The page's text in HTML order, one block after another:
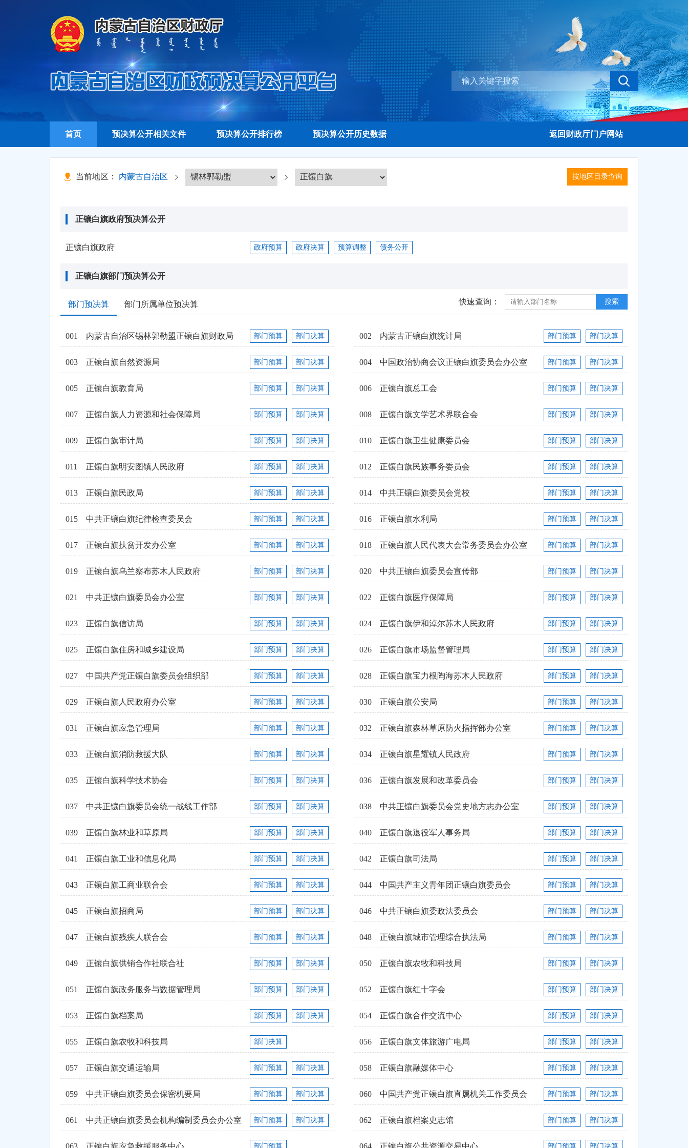
首页 预决算公开相关文件 预决算公开排行榜 预决算公开历史数据 返回财政厅门户网站
当前地区： 内蒙古自治区 按地区目录查询
正镶白旗政府预决算公开
正镶白旗政府 政府预算 政府决算 预算调整 债务公开
正镶白旗部门预决算公开
部门预决算 部门所属单位预决算 快速查询： 搜索
001 内蒙古自治区锡林郭勒盟正镶白旗财政局 部门预算 部门决算 002 内蒙古正镶白旗统计局 部门预算 部门决算
003 正镶白旗自然资源局 部门预算 部门决算 004 中国政治协商会议正镶白旗委员会办公室 部门预算 部门决算
005 正镶白旗教育局 部门预算 部门决算 006 正镶白旗总工会 部门预算 部门决算
007 正镶白旗人力资源和社会保障局 部门预算 部门决算 008 正镶白旗文学艺术界联合会 部门预算 部门决算
009 正镶白旗审计局 部门预算 部门决算 010 正镶白旗卫生健康委员会 部门预算 部门决算
011 正镶白旗明安图镇人民政府 部门预算 部门决算 012 正镶白旗民族事务委员会 部门预算 部门决算
013 正镶白旗民政局 部门预算 部门决算 014 中共正镶白旗委员会党校 部门预算 部门决算
015 中共正镶白旗纪律检查委员会 部门预算 部门决算 016 正镶白旗水利局 部门预算 部门决算
017 正镶白旗扶贫开发办公室 部门预算 部门决算 018 正镶白旗人民代表大会常务委员会办公室 部门预算 部门决算
019 正镶白旗乌兰察布苏木人民政府 部门预算 部门决算 020 中共正镶白旗委员会宣传部 部门预算 部门决算
021 中共正镶白旗委员会办公室 部门预算 部门决算 022 正镶白旗医疗保障局 部门预算 部门决算
023 正镶白旗信访局 部门预算 部门决算 024 正镶白旗伊和淖尔苏木人民政府 部门预算 部门决算
025 正镶白旗住房和城乡建设局 部门预算 部门决算 026 正镶白旗市场监督管理局 部门预算 部门决算
027 中国共产党正镶白旗委员会组织部 部门预算 部门决算 028 正镶白旗宝力根陶海苏木人民政府 部门预算 部门决算
029 正镶白旗人民政府办公室 部门预算 部门决算 030 正镶白旗公安局 部门预算 部门决算
031 正镶白旗应急管理局 部门预算 部门决算 032 正镶白旗森林草原防火指挥部办公室 部门预算 部门决算
033 正镶白旗消防救援大队 部门预算 部门决算 034 正镶白旗星耀镇人民政府 部门预算 部门决算
035 正镶白旗科学技术协会 部门预算 部门决算 036 正镶白旗发展和改革委员会 部门预算 部门决算
037 中共正镶白旗委员会统一战线工作部 部门预算 部门决算 038 中共正镶白旗委员会党史地方志办公室 部门预算 部门决算
039 正镶白旗林业和草原局 部门预算 部门决算 040 正镶白旗退役军人事务局 部门预算 部门决算
041 正镶白旗工业和信息化局 部门预算 部门决算 042 正镶白旗司法局 部门预算 部门决算
043 正镶白旗工商业联合会 部门预算 部门决算 044 中国共产主义青年团正镶白旗委员会 部门预算 部门决算
045 正镶白旗招商局 部门预算 部门决算 046 中共正镶白旗委政法委员会 部门预算 部门决算
047 正镶白旗残疾人联合会 部门预算 部门决算 048 正镶白旗城市管理综合执法局 部门预算 部门决算
049 正镶白旗供销合作社联合社 部门预算 部门决算 050 正镶白旗农牧和科技局 部门预算 部门决算
051 正镶白旗政务服务与数据管理局 部门预算 部门决算 052 正镶白旗红十字会 部门预算 部门决算
053 正镶白旗档案局 部门预算 部门决算 054 正镶白旗合作交流中心 部门预算 部门决算
055 正镶白旗农牧和科技局 部门决算 056 正镶白旗文体旅游广电局 部门预算 部门决算
057 正镶白旗交通运输局 部门预算 部门决算 058 正镶白旗融媒体中心 部门预算 部门决算
059 中共正镶白旗委员会保密机要局 部门预算 部门决算 060 中国共产党正镶白旗直属机关工作委员会 部门预算 部门决算
061 中共正镶白旗委员会机构编制委员会办公室 部门预算 部门决算 062 正镶白旗档案史志馆 部门预算 部门决算
063 正镶白旗应急救援服务中心 部门预算 064 正镶白旗公共资源交易中心 部门预算 部门决算